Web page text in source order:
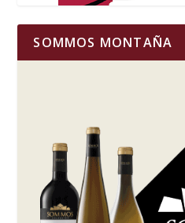
SOMMOS MONTAÑA